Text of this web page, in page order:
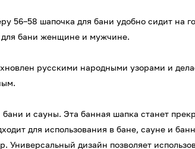
56–58 шапочка для бани удобно сидит на
бани женщине и мужчине.
русскими народными узорами и
и сауны. Эта банная шапка станет
для использования в бане, сауне и
Универсальный дизайн позволяет